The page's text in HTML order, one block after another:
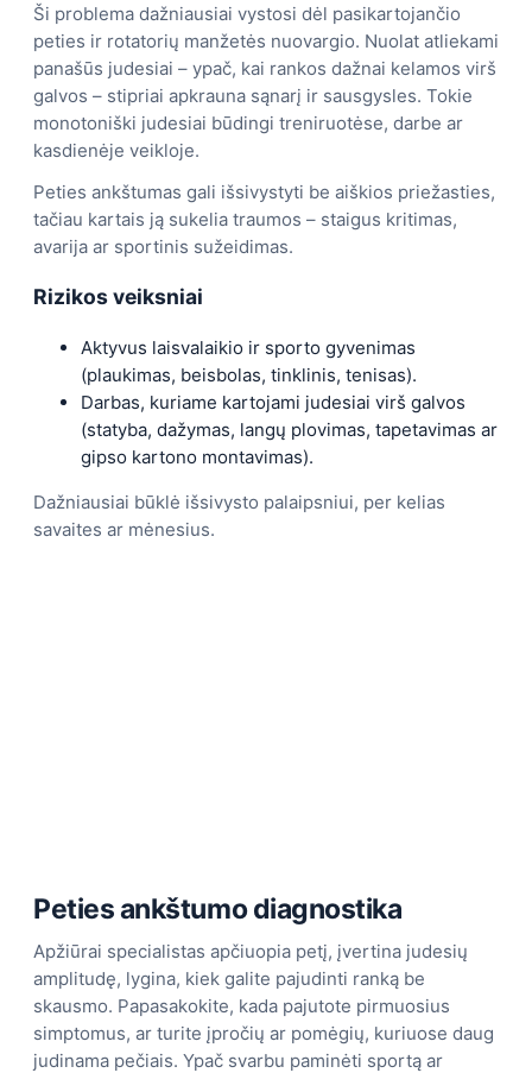
Ši problema dažniausiai vystosi dėl pasikartojančio
peties ir rotatorių manžetės nuovargio. Nuolat atliekami
panašūs judesiai – ypač, kai rankos dažnai kelamos virš
galvos – stipriai apkrauna sąnarį ir sausgysles. Tokie
monotoniški judesiai būdingi treniruotėse, darbe ar
kasdienėje veikloje.
Peties ankštumas gali išsivystyti be aiškios priežasties,
tačiau kartais ją sukelia traumos – staigus kritimas,
avarija ar sportinis sužeidimas.
Rizikos veiksniai
Aktyvus laisvalaikio ir sporto gyvenimas
(plaukimas, beisbolas, tinklinis, tenisas).
Darbas, kuriame kartojami judesiai virš galvos
(statyba, dažymas, langų plovimas, tapetavimas ar
gipso kartono montavimas).
Dažniausiai būklė išsivysto palaipsniui, per kelias
savaites ar mėnesius.
Peties ankštumo diagnostika
Apžiūrai specialistas apčiuopia petį, įvertina judesių
amplitudę, lygina, kiek galite pajudinti ranką be
skausmo. Papasakokite, kada pajutote pirmuosius
simptomus, ar turite įpročių ar pomėgių, kuriuose daug
judinama pečiais. Ypač svarbu paminėti sportą ar